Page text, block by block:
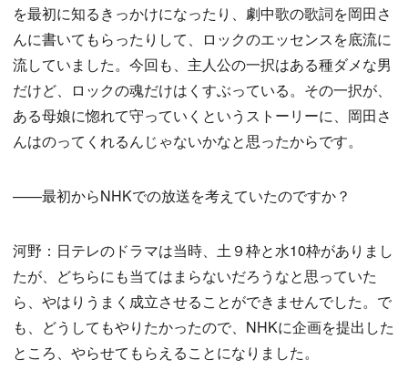
を最初に知るきっかけになったり、劇中歌の歌詞を岡田さ
んに書いてもらったりして、ロックのエッセンスを底流に
流していました。今回も、主人公の一択はある種ダメな男
だけど、ロックの魂だけはくすぶっている。その一択が、
ある母娘に惚れて守っていくというストーリーに、岡田さ
んはのってくれるんじゃないかなと思ったからです。
——最初からNHKでの放送を考えていたのですか？
河野：日テレのドラマは当時、土９枠と水10枠がありまし
たが、どちらにも当てはまらないだろうなと思っていた
ら、やはりうまく成立させることができませんでした。で
も、どうしてもやりたかったので、NHKに企画を提出した
ところ、やらせてもらえることになりました。